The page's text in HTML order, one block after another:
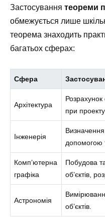
Застосування теореми
обмежується лише
теорема знаходить
багатьох сферах:
Сфера
Архітектура
Розрахунок
при
Інженерія
Визначення
допомогою
Комп’ютерна
графіка
Побудова
об’єктів,
Астрономія
об’єктів.